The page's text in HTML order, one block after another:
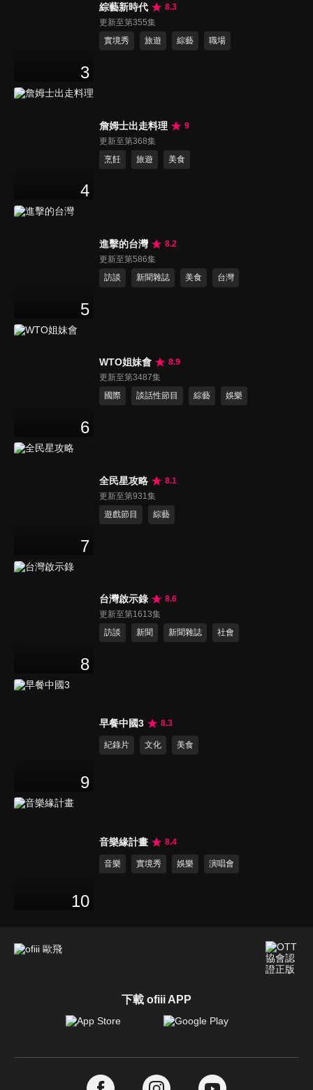
3
綜藝新時代
8.3
更新至第355集
實境秀
旅遊 綜藝 職場
4
詹姆士出走料理
9
更新至第368集
烹飪
旅遊 美食
5
進擊的台灣
8.2
更新至第586集
訪談
新聞雜誌 美食 台灣
6
WTO姐妹會
8.9
更新至第3487集
國際
談話性節目 綜藝 娛樂
7
全民星攻略
8.1
更新至第931集
遊戲節目
綜藝
8
台灣啟示錄
8.6
更新至第1613集
訪談
新聞 新聞雜誌 社會
9
早餐中國3 8.3
紀錄片 文化 美食
10
音樂緣計畫 8.4
音樂 實境秀 娛樂 演唱會
下載 ofiii APP